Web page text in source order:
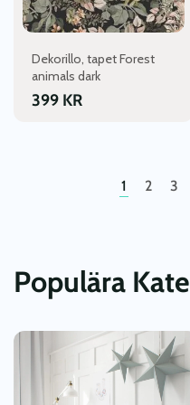
Dekorillo, tapet Forest
animals dark
399 KR
1 2 3
Populära